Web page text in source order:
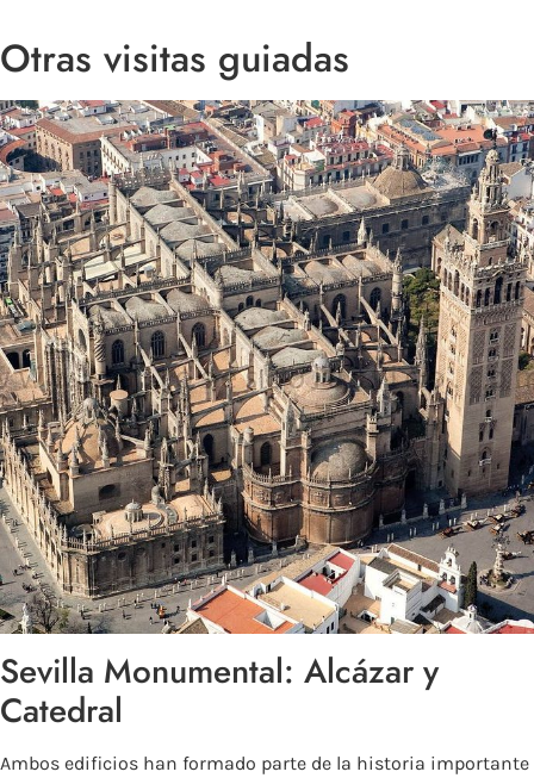
Otras visitas guiadas
Sevilla Monumental: Alcázar y
Catedral
Ambos edificios han formado parte de la historia importante